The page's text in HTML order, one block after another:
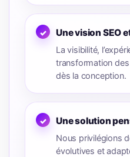
Une vision SEO
La visibilité,
transformation
dès la conception.
Une solution
Nous privilégions
évolutives et